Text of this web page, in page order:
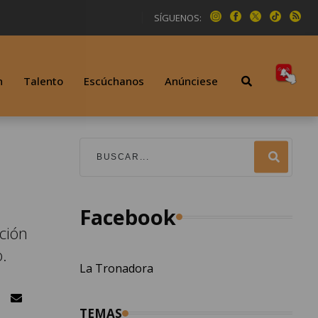
SÍGUENOS:
Talento Escúchanos Anúnciese
Facebook
La Tronadora
TEMAS